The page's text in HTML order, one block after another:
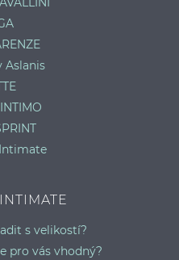
Aslanis
s velikostí?
pro vás vhodný?